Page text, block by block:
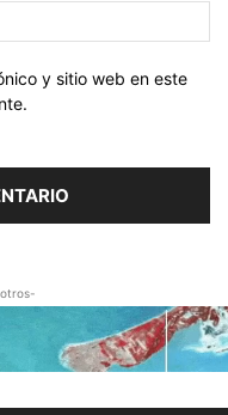
y sitio web en este